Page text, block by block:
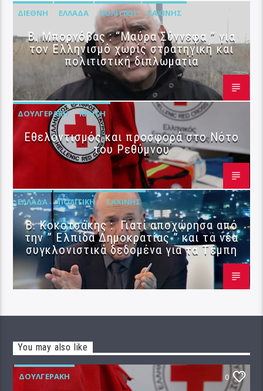
ΔΙΕΘΝΉ ΕΛΛΆΔΑ ΠΟΛΙΤΙΚΉ ΣΑΧΊΝΗΣ
B. Μπορνόβας : “Μαύρα Σύννεφα ” για
τον Ελληνισμό χωρίς στρατηγική και
πολιτιστική διπλωματία
ΔΟΥΛΓΕΡΆΚΗ ΚΡΉΤΗ
Εθελοντισμός και προσφορά στο Νότο
του Ρεθύμνου
ΕΛΛΆΔΑ ΠΟΛΙΤΙΚΉ ΣΑΧΊΝΗΣ
Β. Κοκοτσάκης : Γιατί αποχώρησα από
την ” Ελπίδα Δημοκρατίας ” και τα νέα
συγκλονιστικά δεδομένα για τα Τέμπη
You may also like
ΔΟΥΛΓΕΡΆΚΗ 0